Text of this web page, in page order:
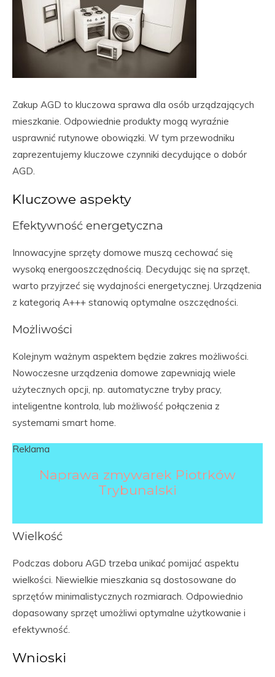
Zakup AGD to kluczowa sprawa dla osób urządzających
mieszkanie. Odpowiednie produkty mogą wyraźnie
usprawnić rutynowe obowiązki. W tym przewodniku
zaprezentujemy kluczowe czynniki decydujące o dobór
AGD.
Kluczowe aspekty
Efektywność energetyczna
Innowacyjne sprzęty domowe muszą cechować się
wysoką energooszczędnością. Decydując się na sprzęt,
warto przyjrzeć się wydajności energetycznej. Urządzenia
z kategorią A+++ stanowią optymalne oszczędności.
Możliwości
Kolejnym ważnym aspektem będzie zakres możliwości.
Nowoczesne urządzenia domowe zapewniają wiele
użytecznych opcji, np. automatyczne tryby pracy,
inteligentne kontrola, lub możliwość połączenia z
systemami smart home.
Reklama
Naprawa zmywarek Piotrków
Trybunalski
Wielkość
Podczas doboru AGD trzeba unikać pomijać aspektu
wielkości. Niewielkie mieszkania są dostosowane do
sprzętów minimalistycznych rozmiarach. Odpowiednio
dopasowany sprzęt umożliwi optymalne użytkowanie i
efektywność.
Wnioski